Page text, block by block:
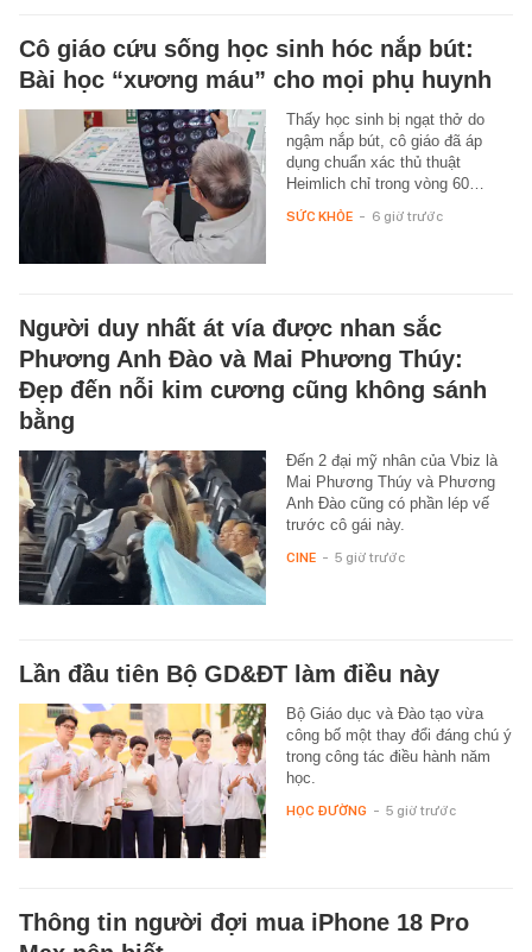
Cô giáo cứu sống học sinh hóc nắp bút:
Bài học “xương máu” cho mọi phụ huynh
Thấy học sinh bị ngạt thở do
ngậm nắp bút, cô giáo đã áp
dụng chuẩn xác thủ thuật
Heimlich chỉ trong vòng 60…
SỨC KHỎE - 6 giờ trước
Người duy nhất át vía được nhan sắc
Phương Anh Đào và Mai Phương Thúy:
Đẹp đến nỗi kim cương cũng không sánh
bằng
Đến 2 đại mỹ nhân của Vbiz là
Mai Phương Thúy và Phương
Anh Đào cũng có phần lép vế
trước cô gái này.
CINE - 5 giờ trước
Lần đầu tiên Bộ GD&ĐT làm điều này
Bộ Giáo dục và Đào tạo vừa
công bố một thay đổi đáng chú ý
trong công tác điều hành năm
học.
HỌC ĐƯỜNG - 5 giờ trước
Thông tin người đợi mua iPhone 18 Pro